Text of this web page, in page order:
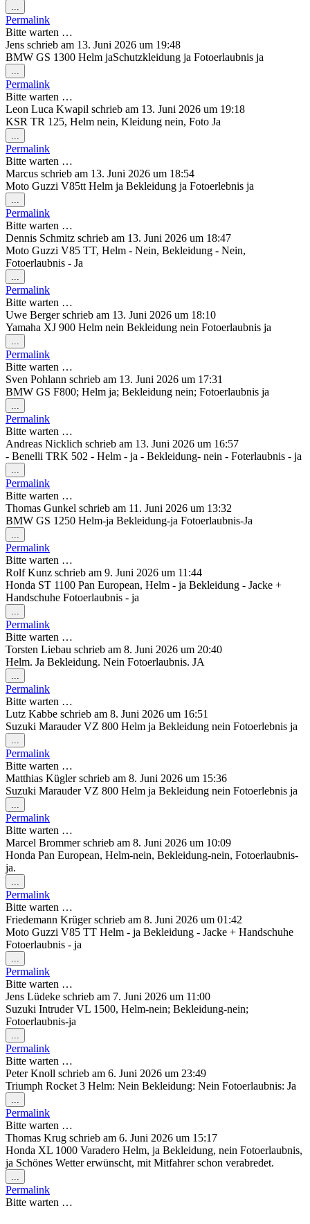
...
Metabox
ein-/ausblenden.
Permalink
Bitte warten …
Jens schrieb am 13. Juni 2026 um 19:48
BMW GS 1300 Helm jaSchutzkleidung ja Fotoerlaubnis ja
...
Metabox
ein-/ausblenden.
Permalink
Bitte warten …
Leon Luca Kwapil schrieb am 13. Juni 2026 um 19:18
KSR TR 125, Helm nein, Kleidung nein, Foto Ja
...
Metabox
ein-/ausblenden.
Permalink
Bitte warten …
Marcus schrieb am 13. Juni 2026 um 18:54
Moto Guzzi V85tt Helm ja Bekleidung ja Fotoerlebnis ja
...
Metabox
ein-/ausblenden.
Permalink
Bitte warten …
Dennis Schmitz schrieb am 13. Juni 2026 um 18:47
Moto Guzzi V85 TT, Helm - Nein, Bekleidung - Nein,
Fotoerlaubnis - Ja
...
Metabox
ein-/ausblenden.
Permalink
Bitte warten …
Uwe Bergerschrieb am 13. Juni 2026 um 18:10
Yamaha XJ 900 Helm nein Bekleidung nein Fotoerlaubnis ja
...
Metabox
ein-/ausblenden.
Permalink
Bitte warten …
Sven Pohlann schrieb am 13. Juni 2026 um 17:31
BMW GS F800; Helm ja; Bekleidung nein; Fotoerlaubnis ja
...
Metabox
ein-/ausblenden.
Permalink
Bitte warten …
Andreas Nicklich schrieb am 13. Juni 2026 um 16:57
- Benelli TRK 502 - Helm - ja - Bekleidung- nein - Foterlaubnis - ja
...
Metabox
ein-/ausblenden.
Permalink
Bitte warten …
Thomas Gunkel schrieb am 11. Juni 2026 um 13:32
BMW GS 1250 Helm-ja Bekleidung-ja Fotoerlaubnis-Ja
...
Metabox
ein-/ausblenden.
Permalink
Bitte warten …
Rolf Kunz schrieb am 9. Juni 2026 um 11:44
Honda ST 1100 Pan European, Helm - ja Bekleidung - Jacke +
Handschuhe Fotoerlaubnis - ja
...
Metabox
ein-/ausblenden.
Permalink
Bitte warten …
Torsten Liebau schrieb am 8. Juni 2026 um 20:40
Helm. Ja Bekleidung. Nein Fotoerlaubnis. JA
...
Metabox
ein-/ausblenden.
Permalink
Bitte warten …
Lutz Kabbe schrieb am 8. Juni 2026 um 16:51
Suzuki Marauder VZ 800 Helm ja Bekleidung nein Fotoerlebnis ja
...
Metabox
ein-/ausblenden.
Permalink
Bitte warten …
Matthias Küglerschrieb am 8. Juni 2026 um 15:36
Suzuki Marauder VZ 800 Helm ja Bekleidung nein Fotoerlebnis ja
...
Metabox
ein-/ausblenden.
Permalink
Bitte warten …
Marcel Brommerschrieb am 8. Juni 2026 um 10:09
Honda Pan European, Helm-nein, Bekleidung-nein, Fotoerlaubnis-
ja.
...
Metabox
ein-/ausblenden.
Permalink
Bitte warten …
Friedemann Krügerschrieb am 8. Juni 2026 um 01:42
Moto Guzzi V85 TT Helm - ja Bekleidung - Jacke + Handschuhe
Fotoerlaubnis - ja
...
Metabox
ein-/ausblenden.
Permalink
Bitte warten …
Jens Lüdeke schrieb am 7. Juni 2026 um 11:00
Suzuki Intruder VL 1500, Helm-nein; Bekleidung-nein;
Fotoerlaubnis-ja
...
Metabox
ein-/ausblenden.
Permalink
Bitte warten …
Peter Knoll schrieb am 6. Juni 2026 um 23:49
Triumph Rocket 3 Helm: Nein Bekleidung: Nein Fotoerlaubnis: Ja
...
Metabox
ein-/ausblenden.
Permalink
Bitte warten …
Thomas Krug schrieb am 6. Juni 2026 um 15:17
Honda XL 1000 Varadero Helm, ja Bekleidung, nein Fotoerlaubnis,
ja Schönes Wetter erwünscht, mit Mitfahrer schon verabredet.
...
Metabox
ein-/ausblenden.
Permalink
Bitte warten …